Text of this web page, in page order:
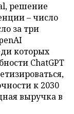
решение
– число
за три
которых
ChatGPT
к 2030
выручка в